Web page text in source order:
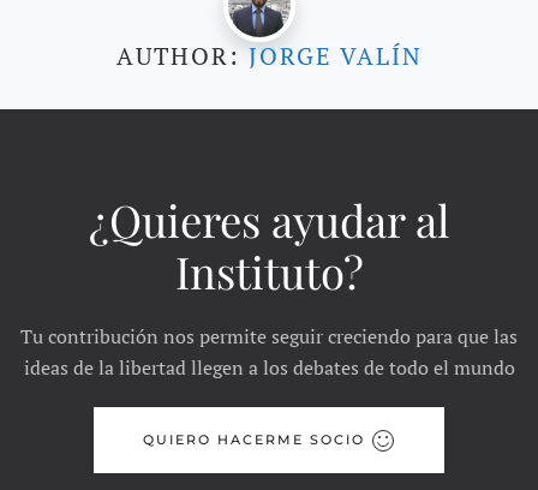
AUTHOR: JORGE VALÍN
¿Quieres ayudar al
Instituto?
Tu contribución nos permite seguir creciendo para que las
ideas de la libertad llegen a los debates de todo el mundo
QUIERO HACERME SOCIO